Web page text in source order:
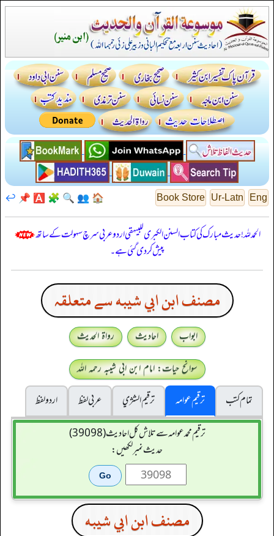
Eng
Ur-Latn
Book Store
🏠
👥
🔍
🧩
🅰️
📌
↩️
الحمدللہ! حدیث مبارک کی کتاب السنن الكبرى للبيهقي اردو عربی سرچ سہولت کے ساتھ
پیش کر دی گئی ہے۔
مصنف ابن ابي شيبه سے متعلقہ
ابواب احادیث
رواۃ الحدیث
سوانح حیات: امام ابن ابی شیبہ رحمہ اللہ
تمام کتب
ترقیم عوامہ ترقيم الشژي عربی لفظ
اردو لفظ
ترقیم محمدعوامہ سے تلاش کل احادیث (39098)
حدیث نمبر لکھیں:
مصنف ابن ابي شيبه